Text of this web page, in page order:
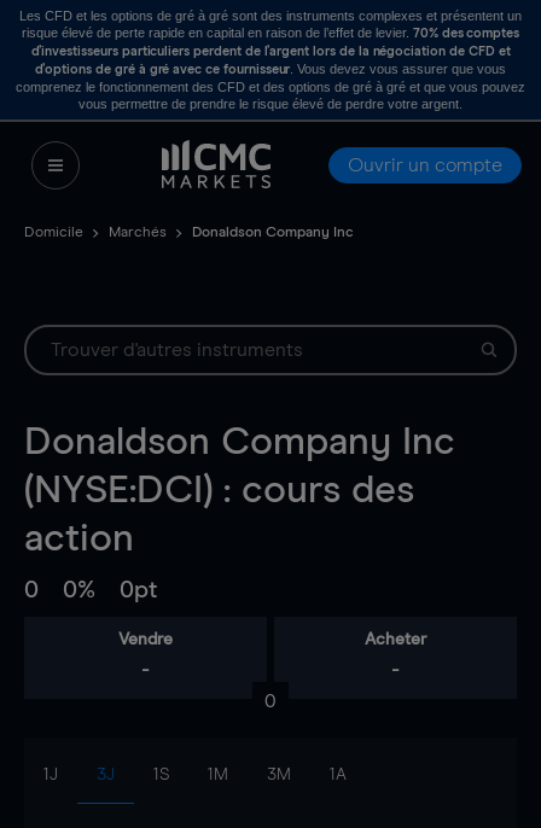
Les CFD et les options de gré à gré sont des instruments complexes et présentent un
risque élevé de perte rapide en capital en raison de l’effet de levier. 70% des comptes
d’investisseurs particuliers perdent de l’argent lors de la négociation de CFD et
d’options de gré à gré avec ce fournisseur . Vous devez vous assurer que vous
comprenez le fonctionnement des CFD et des options de gré à gré et que vous pouvez
vous permettre de prendre le risque élevé de perdre votre argent.
Ouvrir un compte
Domicile Marchés Donaldson Company Inc
Donaldson Company Inc
(NYSE:DCI) : cours des
action
0 0% 0pt
Vendre
-
Acheter
-
0
1J 3J 1S 1M 3M 1A